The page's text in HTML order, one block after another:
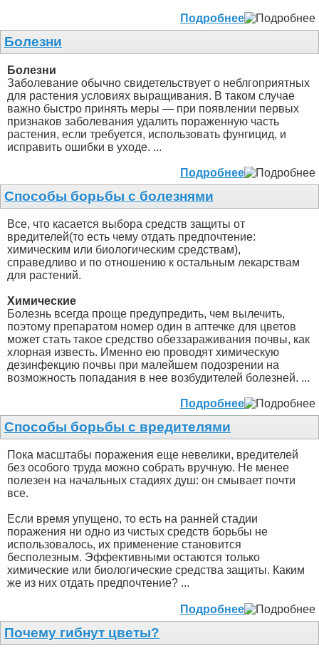
Подробнее
Болезни
Болезни
Заболевание обычно свидетельствует о неблгоприятных
для растения условиях выращивания. В таком случае
важно быстро принять меры — при появлении первых
признаков заболевания удалить пораженную часть
растения, если требуется, использовать фунгицид, и
исправить ошибки в уходе. ...
Подробнее
Способы борьбы с болезнями
Все, что касается выбора средств защиты от
вредителей(то есть чему отдать предпочтение:
химическим или биологическим средствам),
справедливо и по отношению к остальным лекарствам
для растений.
Химические
Болезнь всегда проще предупредить, чем вылечить,
поэтому препаратом номер один в аптечке для цветов
может стать такое средство обеззараживания почвы, как
хлорная известь. Именно ею проводят химическую
дезинфекцию почвы при малейшем подозрении на
возможность попадания в нее возбудителей болезней. ...
Подробнее
Способы борьбы с вредителями
Пока масштабы поражения еще невелики, вредителей
без особого труда можно собрать вручную. Не менее
полезен на начальных стадиях душ: он смывает почти
все.
Если время упущено, то есть на ранней стадии
поражения ни одно из чистых средств борьбы не
использовалось, их применение становится
бесполезным. Эффективными остаются только
химические или биологические средства защиты. Каким
же из них отдать предпочтение? ...
Подробнее
Почему гибнут цветы?